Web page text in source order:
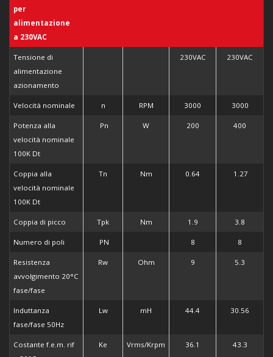
per
alimentazione
a 230VAC
Tensione di
alimentazione
azionamento
230VAC 230VAC
Velocità nominale n RPM 3000 3000
Potenza alla
velocità nominale
100K Dt
Pn W 200 400
Coppia alla
velocità nominale
100K Dt
Tn Nm 0.64 1.27
Coppia di picco Tpk Nm 1.9 3.8
Numero di poli PN 8 8
Resistenza
avvolgimento 20°C
fase/fase
Rw Ohm 9 5.3
Induttanza
fase/fase 50Hz
Lw mH 44.4 30.56
Costante f.e.m. rif
Ke Vrms/Krpm 36.1 43.3